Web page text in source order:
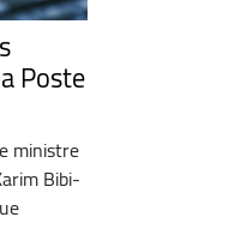
Poste
ministre
Bibi-